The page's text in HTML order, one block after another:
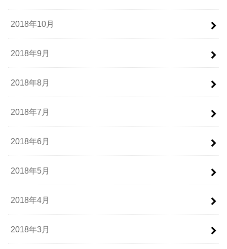
2018年10月
2018年9月
2018年8月
2018年7月
2018年6月
2018年5月
2018年4月
2018年3月